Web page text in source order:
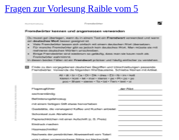
Fragen zur Vorlesung Raible vom 5